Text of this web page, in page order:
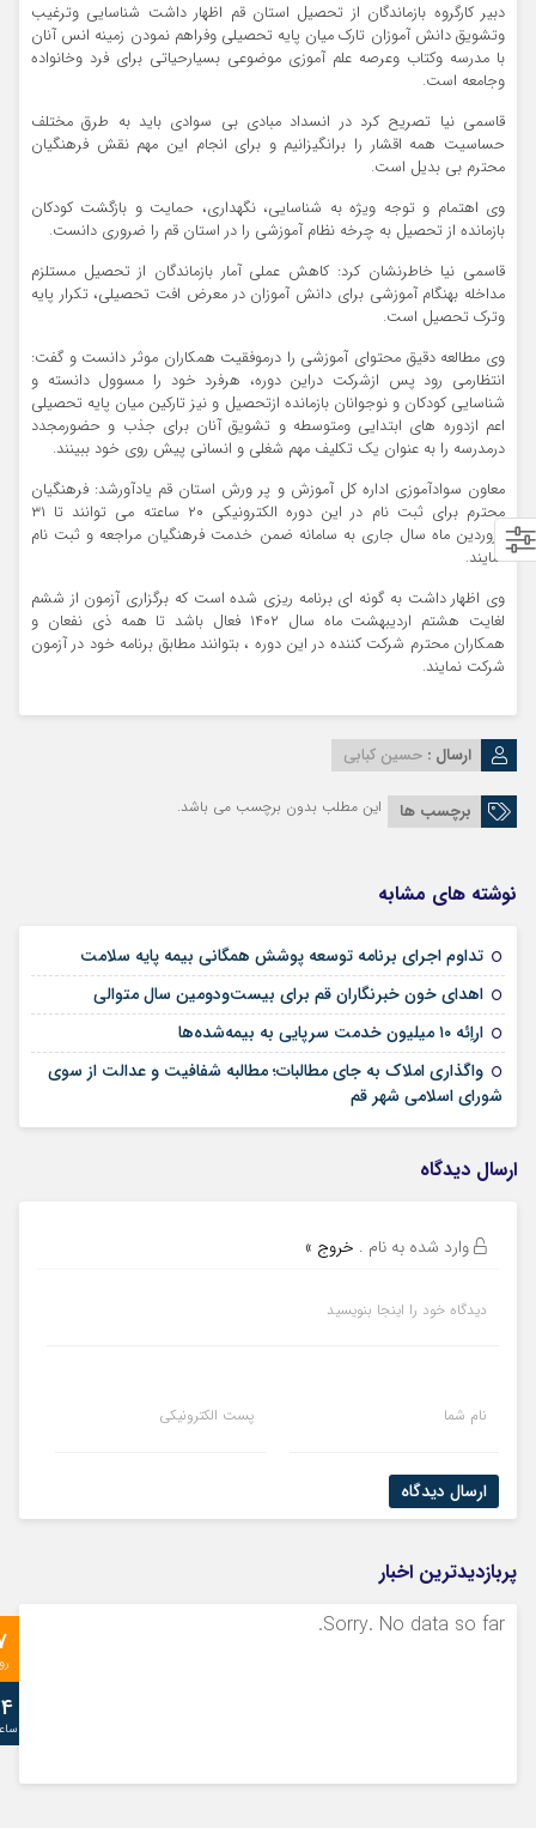
دبیر کارگروه بازماندگان از تحصیل استان قم اظهار داشت شناسایی وترغیب
وتشویق دانش آموزان تارک میان پایه تحصیلی وفراهم نمودن زمینه انس آنان
با مدرسه وکتاب وعرصه علم آموزی موضوعی بسیارحیاتی برای فرد وخانواده
وجامعه است.
قاسمی نیا تصریح کرد در انسداد مبادی بی سوادی باید به طرق مختلف
حساسیت همه اقشار را برانگیزانیم و برای انجام این مهم نقش فرهنگیان
محترم بی بدیل است.
وی اهتمام و توجه ویژه به شناسایی، نگهداری، حمایت و بازگشت کودکان
بازمانده از تحصیل به چرخه نظام آموزشی را در استان قم را ضروری دانست.
قاسمی نیا خاطرنشان کرد: کاهش عملی آمار بازماندگان از تحصیل مستلزم
مداخله بهنگام آموزشی برای دانش آموزان در معرض افت تحصیلی، تكرار پایه
وترک تحصیل است.
وی مطالعه دقیق محتوای آموزشی را درموفقیت همکاران موثر دانست و گفت:
انتظارمی رود پس ازشرکت دراین دوره، هرفرد خود را مسوول دانسته و
شناسایی کودکان و نوجوانان بازمانده ازتحصیل و نیز تارکین میان پایه تحصیلی
اعم ازدوره های ابتدایی ومتوسطه و تشویق آنان برای جذب و حضورمجدد
درمدرسه را به عنوان یک تکلیف مهم شغلی و انسانی پیش روی خود ببینند.
معاون سوادآموزی اداره کل آموزش و پر ورش استان قم یادآورشد: فرهنگیان
محترم برای ثبت نام در این دوره الکترونیکی ۲۰ ساعته می توانند تا ۳۱
فروردین ماه سال جاری به سامانه ضمن خدمت فرهنگیان مراجعه و ثبت نام
نمایند.
وی اظهار داشت به گونه ای برنامه ریزی شده است که برگزاری آزمون از ششم
لغایت هشتم اردیبهشت ماه سال ۱۴۰۲ فعال باشد تا همه ذی نفعان و
همکاران محترم شرکت کننده در این دوره ، بتوانند مطابق برنامه خود در آزمون
شرکت نمایند.
ارسال : حسین کبابی
برچسب ها این مطلب بدون برچسب می باشد.
نوشته های مشابه
تداوم اجرای برنامه توسعه پوشش همگانی بیمه پایه سلامت
اهدای خون خبرنگاران قم برای بیست‌ودومین سال متوالی
اراِئه ۱۰ میلیون خدمت سرپایی به بیمه‌شده‌ها
واگذاری املاک به جای مطالبات؛ مطالبه شفافیت و عدالت از سوی
شورای اسلامی شهر قم
ارسال دیدگاه
وارد شده به نام . خروج »
دیدگاه خود را اینجا بنویسید
نام شما پست الکترونیکی
ارسال دیدگاه
پربازدیدترین اخبار
Sorry. No data so far.